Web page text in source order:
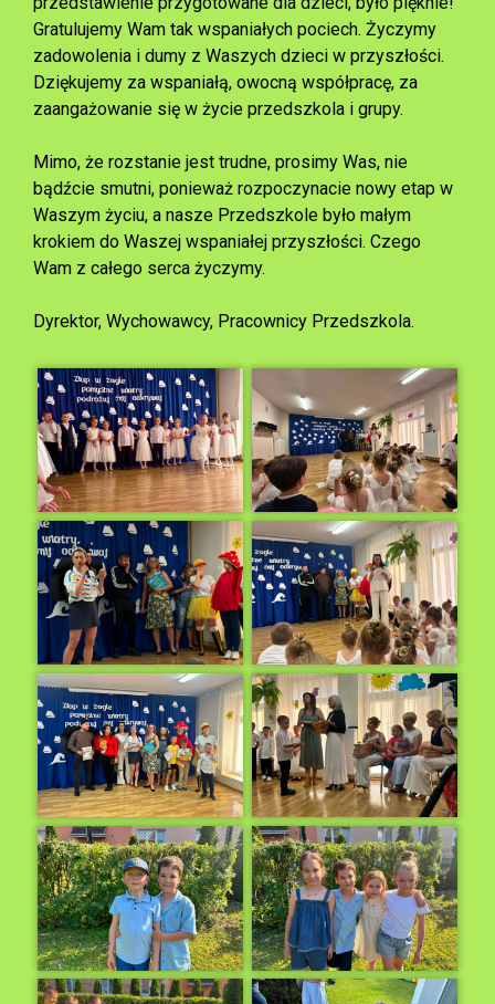
Gratulujemy Wam tak wspaniałych pociech. Życzymy
zadowolenia i dumy z Waszych dzieci w przyszłości.
Dziękujemy za wspaniałą, owocną współpracę, za
zaangażowanie się w życie przedszkola i grupy.
Mimo, że rozstanie jest trudne, prosimy Was, nie
bądźcie smutni, ponieważ rozpoczynacie nowy etap w
Waszym życiu, a nasze Przedszkole było małym
krokiem do Waszej wspaniałej przyszłości. Czego
Wam z całego serca życzymy.
Dyrektor, Wychowawcy, Pracownicy Przedszkola.